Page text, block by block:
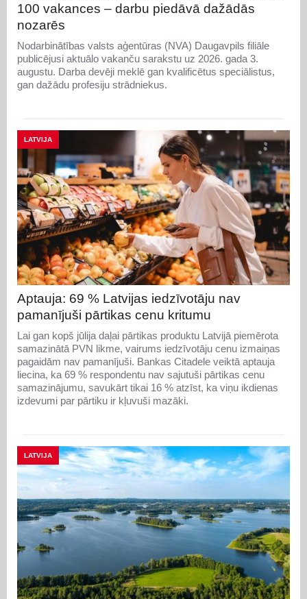
100 vakances – darbu piedāvā dažādās
nozarēs
Nodarbinātības valsts aģentūras (NVA) Daugavpils filiāle
publicējusi aktuālo vakanču sarakstu uz 2026. gada 3.
augustu. Darba devēji meklē gan kvalificētus speciālistus,
gan dažādu profesiju strādniekus.
LATVIJA
Aptauja: 69 % Latvijas iedzīvotāju nav
pamanījuši pārtikas cenu kritumu
Lai gan kopš jūlija daļai pārtikas produktu Latvijā piemērota
samazinātā PVN likme, vairums iedzīvotāju cenu izmaiņas
pagaidām nav pamanījuši. Bankas Citadele veiktā aptauja
liecina, ka 69 % respondentu nav sajutuši pārtikas cenu
samazinājumu, savukārt tikai 16 % atzīst, ka viņu ikdienas
izdevumi par pārtiku ir kļuvuši mazāki.
LATVIJA